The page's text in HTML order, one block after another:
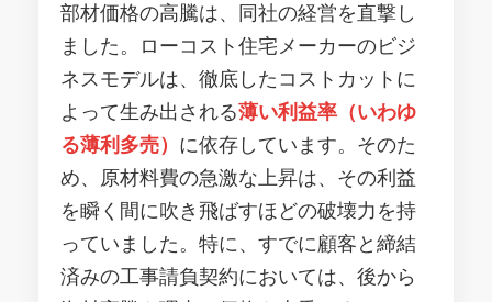
部材価格の高騰は、同社の経営を直撃し
ました。ローコスト住宅メーカーのビジ
ネスモデルは、徹底したコストカットに
よって生み出される薄い利益率（いわゆ
る薄利多売） に依存しています。そのた
め、原材料費の急激な上昇は、その利益
を瞬く間に吹き飛ばすほどの破壊力を持
っていました。特に、すでに顧客と締結
済みの工事請負契約においては、後から